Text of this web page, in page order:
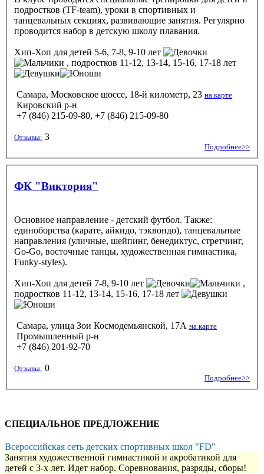
подростков (TF-team), уроки в спортивных и
танцевальных секциях, развивающие занятия. Регулярно
проводится набор в детскую школу плавания.
Хип-Хоп для детей 5-6, 7-8, 9-10 лет
, подростков 11-12, 13-14, 15-16, 17-18 лет
Самара, Московское шоссе, 18-й километр, 23 на карте
Кировский р-н
+7 (846) 215-09-80, +7 (846) 215-09-80
Отзывы: 3
Подробнее>>
ФК "Виктория"
Основное направление - детский футбол. Также:
единоборства (карате, айкидо, тэквондо), танцевальные
направления (уличные, шейпинг, бенедиктус, стретчинг,
Go-Go, восточные танцы, художественная гимнастика,
Funky-styles).
Хип-Хоп для детей 7-8, 9-10 лет
,
подростков 11-12, 13-14, 15-16, 17-18 лет
Самара, улица Зои Космодемьянской, 17А на карте
Промышленный р-н
+7 (846) 201-92-70
Отзывы: 0
Подробнее>>
СПЕЦИАЛЬНОЕ ПРЕДЛОЖЕНИЕ
Всероссийская сеть детских спортивных школ "FD"
Занятия художественной гимнастикой и акробатикой для
детей с 3-х лет. Идет набор. Соревнования, разряды, сборы!